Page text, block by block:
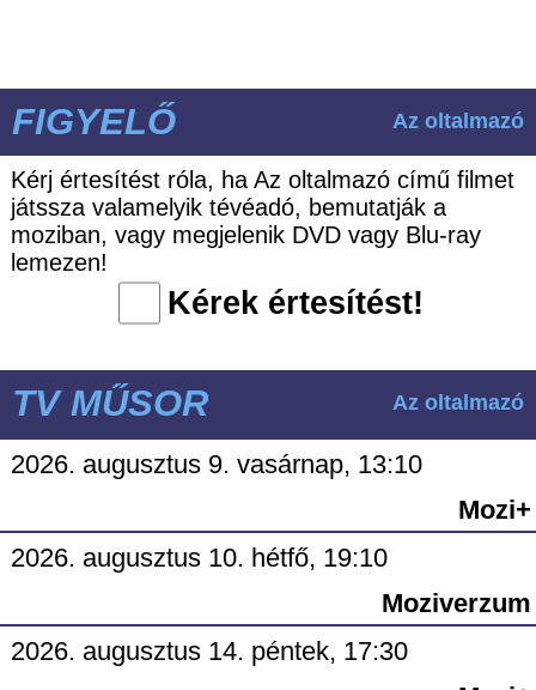
FIGYELŐ Az oltalmazó
Kérj értesítést róla, ha Az oltalmazó című filmet
játssza valamelyik tévéadó, bemutatják a
moziban, vagy megjelenik DVD vagy Blu-ray
lemezen!
Kérek értesítést!
TV MŰSOR Az oltalmazó
2026. augusztus 9. vasárnap, 13:10
Mozi+
2026. augusztus 10. hétfő, 19:10
Moziverzum
2026. augusztus 14. péntek, 17:30